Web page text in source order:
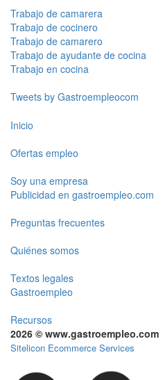
Trabajo de camarera
Trabajo de cocinero
Trabajo de camarero
Trabajo de ayudante de cocina
Trabajo en cocina
Tweets by Gastroempleocom
Inicio
Ofertas empleo
Soy una empresa
Publicidad en gastroempleo.com
Preguntas frecuentes
Quiénes somos
Textos legales
Gastroempleo
Recursos
2026 © www.gastroempleo.com
Sitelicon Ecommerce Services